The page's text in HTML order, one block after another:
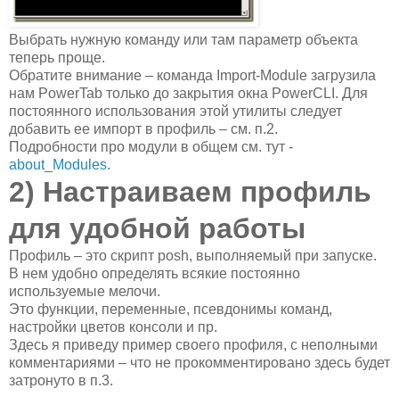
Выбрать нужную команду или там параметр объекта
теперь проще.
Обратите внимание – команда Import-Module загрузила
нам PowerTab только до закрытия окна PowerCLI. Для
постоянного использования этой утилиты следует
добавить ее импорт в профиль – см. п.2.
Подробности про модули в общем см. тут -
about_Modules.
2) Настраиваем профиль
для удобной работы
Профиль – это скрипт posh, выполняемый при запуске.
В нем удобно определять всякие постоянно
используемые мелочи.
Это функции, переменные, псевдонимы команд,
настройки цветов консоли и пр.
Здесь я приведу пример своего профиля, с неполными
комментариями – что не прокомментировано здесь будет
затронуто в п.3.